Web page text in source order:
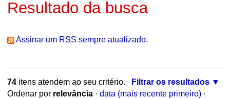
Resultado da busca
Assinar um RSS sempre atualizado.
74itens atendem ao seu critério.
Filtrar os resultados
Ordenar por relevância · data (mais recente primeiro) ·